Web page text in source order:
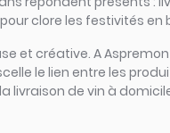
clore les festivités en
et créative. A
le lien entre les
livraison de vin à